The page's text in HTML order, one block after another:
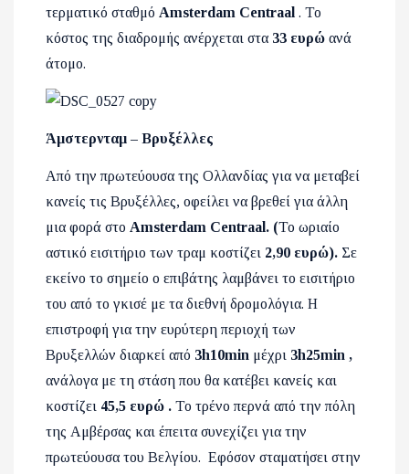
τερματικό σταθμό Amsterdam Centraal . Το
κόστος της διαδρομής ανέρχεται στα 33 ευρώ ανά
άτομο.
Άμστερνταμ – Βρυξέλλες
Από την πρωτεύουσα της Ολλανδίας για να μεταβεί
κανείς τις Βρυξέλλες, οφείλει να βρεθεί για άλλη
μια φορά στο Amsterdam Centraal. (Το ωριαίο
αστικό εισιτήριο των τραμ κοστίζει 2,90 ευρώ). Σε
εκείνο το σημείο ο επιβάτης λαμβάνει το εισιτήριο
του από το γκισέ με τα διεθνή δρομολόγια. Η
επιστροφή για την ευρύτερη περιοχή των
Βρυξελλών διαρκεί από 3h10min μέχρι 3h25min ,
ανάλογα με τη στάση που θα κατέβει κανείς και
κοστίζει 45,5 ευρώ . Το τρένο περνά από την πόλη
της Αμβέρσας και έπειτα συνεχίζει για την
πρωτεύουσα του Βελγίου. Εφόσον σταματήσει στην